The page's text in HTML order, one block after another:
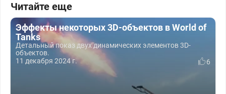
Читайте еще
Эффекты некоторых 3D-объектов в World of
Tanks
Детальный показ двух динамических элементов 3D-
объектов.
11 декабря 2024 г.
6